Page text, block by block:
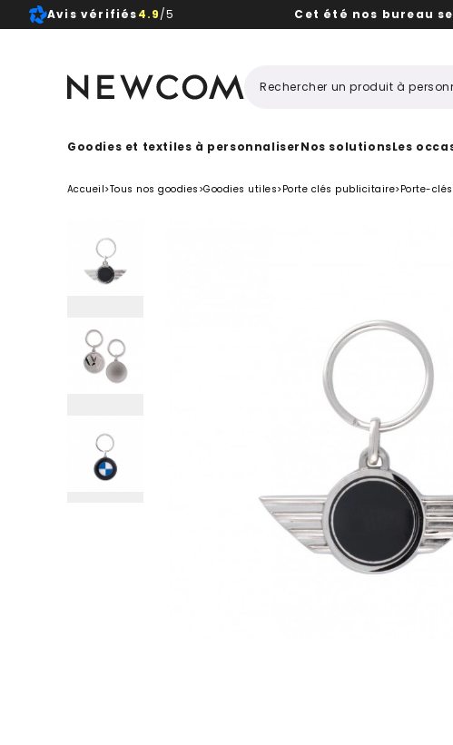
Avis vérifiés4.9/5 Cet été nos bureau
Goodies et textiles à personnaliserNos solutionsLes
Accueil>Tous nos goodies >Goodies utiles>Porte clés publicitaire>Porte-